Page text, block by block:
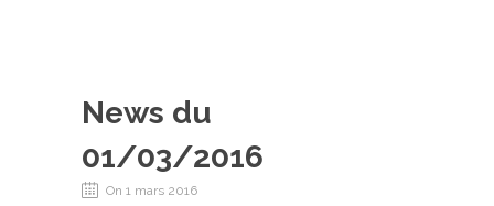
News du
01/03/2016
On 1 mars 2016